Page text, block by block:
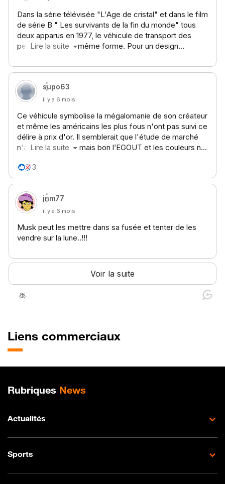
Liens commerciaux
Plan de site
Rubriques News
Actualités
Sports